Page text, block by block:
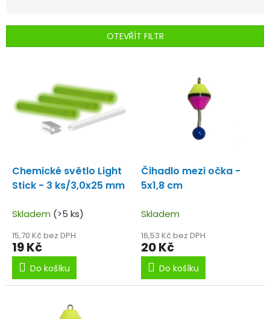
n
í OTEVŘÍT FILTR
dChemické světlo Light
Stick - 3 ks/3,0x25 mm
Skladem (>5 ks)
15,70 Kč bez DPH
19 Kč
Do košíku
Čihadlo mezi očka -
5x1,8 cm
Skladem
16,53 Kč bez DPH
20 Kč
Do košíku